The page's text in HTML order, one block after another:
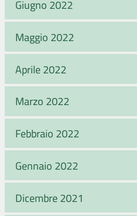
Giugno 2022
Maggio 2022
Aprile 2022
Marzo 2022
Febbraio 2022
Gennaio 2022
Dicembre 2021